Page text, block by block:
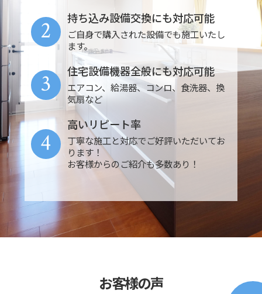
持ち込み設備交換にも対応可能
ご自身で購入された設備でも施工いたし
ます。
2
住宅設備機器全般にも対応可能
エアコン、給湯器、コンロ、食洗器、換
気扇など
3
高いリピート率
丁寧な施工と対応でご好評いただいてお
ります！
お客様からのご紹介も多数あり！
4
お客様の声